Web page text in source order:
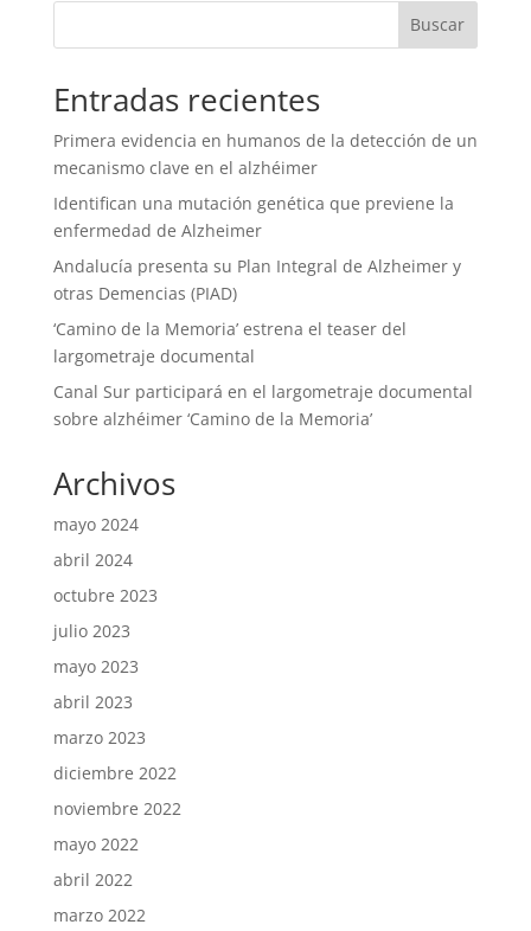
Entradas recientes
Primera evidencia en humanos de la detección de un
mecanismo clave en el alzhéimer
Identifican una mutación genética que previene la
enfermedad de Alzheimer
Andalucía presenta su Plan Integral de Alzheimer y
otras Demencias (PIAD)
‘Camino de la Memoria’ estrena el teaser del
largometraje documental
Canal Sur participará en el largometraje documental
sobre alzhéimer ‘Camino de la Memoria’
Archivos
mayo 2024
abril 2024
octubre 2023
julio 2023
mayo 2023
abril 2023
marzo 2023
diciembre 2022
noviembre 2022
mayo 2022
abril 2022
marzo 2022